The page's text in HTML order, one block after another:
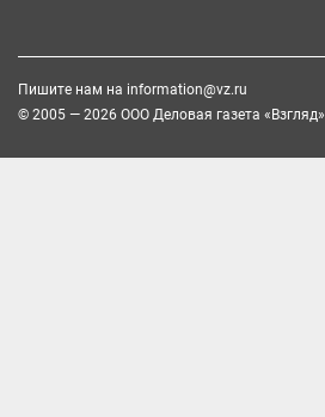
Пишите нам на information@vz.ru
© 2005 — 2026 ООО Деловая газета «Взгляд»